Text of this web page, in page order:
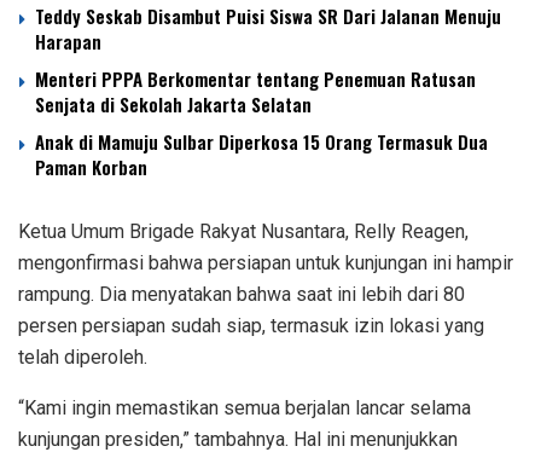
Teddy Seskab Disambut Puisi Siswa SR Dari Jalanan Menuju
Harapan
Menteri PPPA Berkomentar tentang Penemuan Ratusan
Senjata di Sekolah Jakarta Selatan
Anak di Mamuju Sulbar Diperkosa 15 Orang Termasuk Dua
Paman Korban
Ketua Umum Brigade Rakyat Nusantara, Relly Reagen,
mengonfirmasi bahwa persiapan untuk kunjungan ini hampir
rampung. Dia menyatakan bahwa saat ini lebih dari 80
persen persiapan sudah siap, termasuk izin lokasi yang
telah diperoleh.
“Kami ingin memastikan semua berjalan lancar selama
kunjungan presiden,” tambahnya. Hal ini menunjukkan